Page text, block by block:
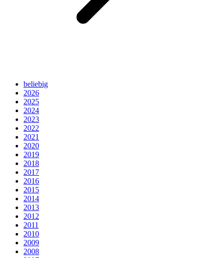
beliebig
2026
2025
2024
2023
2022
2021
2020
2019
2018
2017
2016
2015
2014
2013
2012
2011
2010
2009
2008